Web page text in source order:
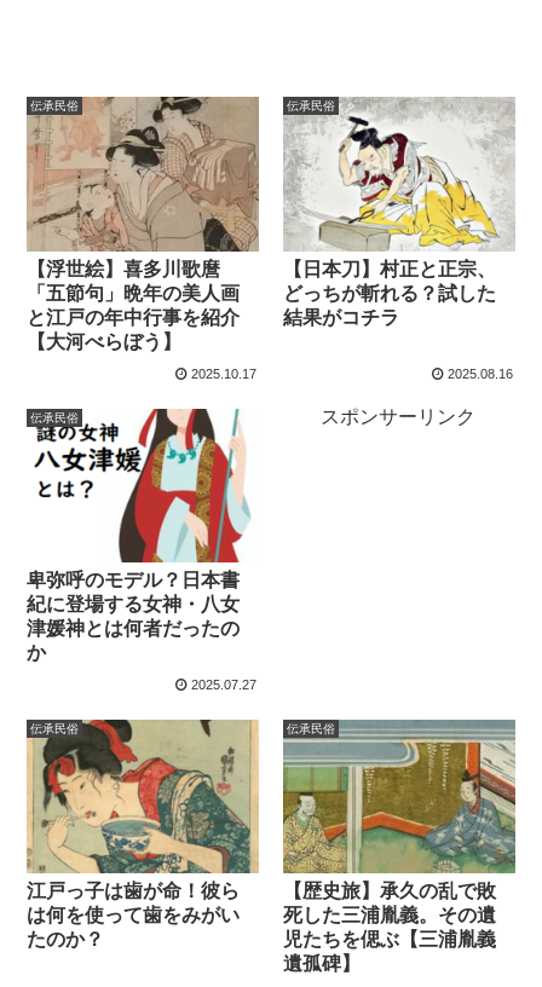
伝承民俗
【浮世絵】喜多川歌麿
「五節句」晩年の美人画
と江戸の年中行事を紹介
【大河べらぼう】
2025.10.17
伝承民俗
【日本刀】村正と正宗、
どっちが斬れる？試した
結果がコチラ
2025.08.16
伝承民俗
卑弥呼のモデル？日本書
紀に登場する女神・八女
津媛神とは何者だったの
か
2025.07.27
スポンサーリンク
伝承民俗
江戸っ子は歯が命！彼ら
は何を使って歯をみがい
たのか？
伝承民俗
【歴史旅】承久の乱で敗
死した三浦胤義。その遺
児たちを偲ぶ【三浦胤義
遺孤碑】